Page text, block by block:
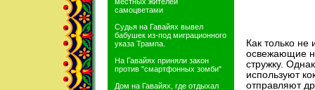
самоцветами
Судья на Гавайях вывел
бабушек из-под миграционного
указа Трампа.
На Гавайях приняли закон
против "смартфонных зомби"
Дом на Гавайях, где отдыхал
Как только не
освежающие
стружку.
используют
отправляют